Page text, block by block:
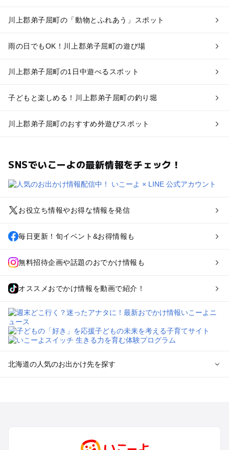
川上郡弟子屈町の「動物とふれあう」スポット
雨の日でもOK！川上郡弟子屈町の遊び場
川上郡弟子屈町の1日中遊べるスポット
子どもと楽しめる！川上郡弟子屈町の釣り堀
川上郡弟子屈町のおすすめ外遊びスポット
SNSでいこーよの最新情報をチェック！
お役立ち情報やお得な情報を発信
毎日更新！旬イベント&お得情報も
無料招待企画や話題のおでかけ情報も
オススメおでかけ情報を動画で紹介！
北海道の人気のお出かけ先を探す
函館・湯の川温泉・大沼・松前のプールお出かけ